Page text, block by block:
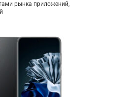
рынка приложений,